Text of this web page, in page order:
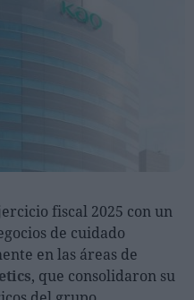
fiscal 2025 con un
de cuidado
en las áreas de
, que consolidaron su